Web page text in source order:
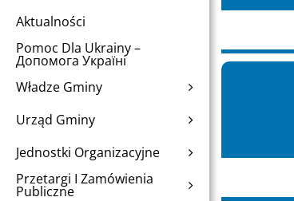
Aktualności
Pomoc Dla Ukrainy –
Допомога Україні
Władze Gminy
Urząd Gminy
Jednostki Organizacyjne
Przetargi I Zamówienia
Publiczne